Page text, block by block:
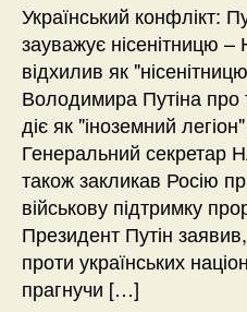
Український конфлікт:
зауважує нісенітницю
відхилив як
Володимира Путіна про
діє як "іноземний
Генеральний секретар
також закликав Росію
військову підтримку
Президент Путін
проти українських
прагнучи […]